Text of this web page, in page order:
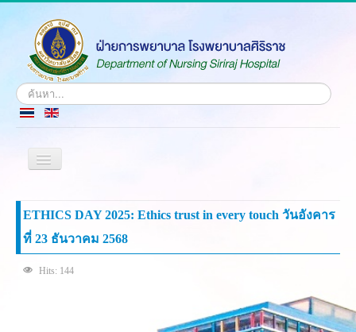
Search
...
Toggle
Home
History
Vision & Mission
Identity
ETHICS DAY 2025: Ethics trust in every touch วันอังคาร
ที่ 23 ธันวาคม 2568
Hits: 144